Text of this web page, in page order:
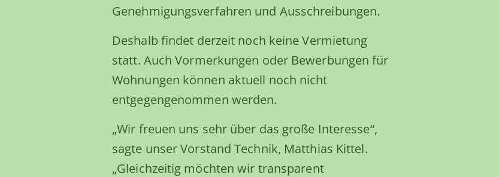
Genehmigungsverfahren und Ausschreibungen.
Deshalb findet derzeit noch keine Vermietung
statt. Auch Vormerkungen oder Bewerbungen für
Wohnungen können aktuell noch nicht
entgegengenommen werden.
„Wir freuen uns sehr über das große Interesse“,
sagte unser Vorstand Technik, Matthias Kittel.
„Gleichzeitig möchten wir transparent